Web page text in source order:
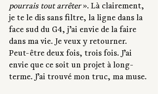
pourrais tout arrêter ». Là clairement,
je te le dis sans filtre, la ligne dans la
face sud du G4, j’ai envie de la faire
dans ma vie. Je veux y retourner.
Peut-être deux fois, trois fois. J’ai
envie que ce soit un projet à long-
terme. J’ai trouvé mon truc, ma muse.